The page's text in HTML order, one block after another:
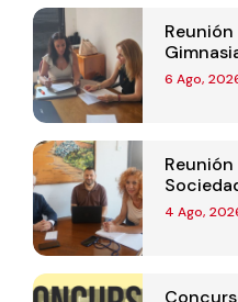
6 Ago,
4 Ago,